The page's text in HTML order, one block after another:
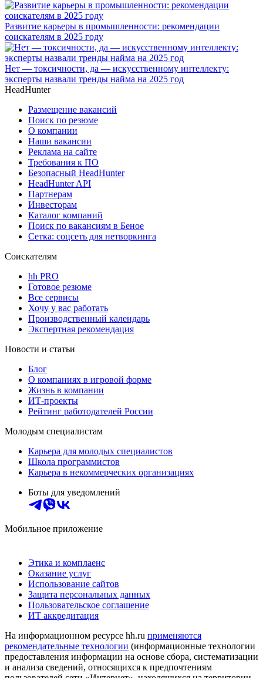
Развитие карьеры в промышленности: рекомендации
соискателям в 2025 году
Нет — токсичности, да — искусственному интеллекту:
эксперты назвали тренды найма на 2025 год
HeadHunter
Размещение вакансий
Поиск по резюме
О компании
Наши вакансии
Реклама на сайте
Требования к ПО
Безопасный HeadHunter
HeadHunter API
Партнерам
Инвесторам
Каталог компаний
Поиск по вакансиям в Беное
Сетка: соцсеть для нетворкинга
Соискателям
hh PRO
Готовое резюме
Все сервисы
Хочу у вас работать
Производственный календарь
Экспертная рекомендация
Новости и статьи
Блог
О компаниях в игровой форме
Жизнь в компании
ИТ-проекты
Рейтинг работодателей России
Молодым специалистам
Карьера для молодых специалистов
Школа программистов
Карьера в некоммерческих организациях
Боты для уведомлений
Мобильное приложение
Этика и комплаенс
Оказание услуг
Использование сайтов
Защита персональных данных
Пользовательское соглашение
ИТ аккредитация
На информационном ресурсе hh.ru применяются
рекомендательные технологии (информационные технологии
предоставления информации на основе сбора, систематизации
и анализа сведений, относящихся к предпочтениям